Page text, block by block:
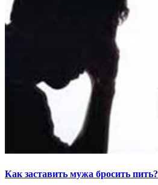
Как заставить мужа бросить пить?